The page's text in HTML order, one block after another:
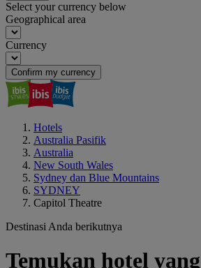
Select your currency below
Geographical area
Currency
Confirm my currency
Hotels
Australia Pasifik
Australia
New South Wales
Sydney dan Blue Mountains
SYDNEY
Capitol Theatre
Destinasi Anda berikutnya
Temukan hotel